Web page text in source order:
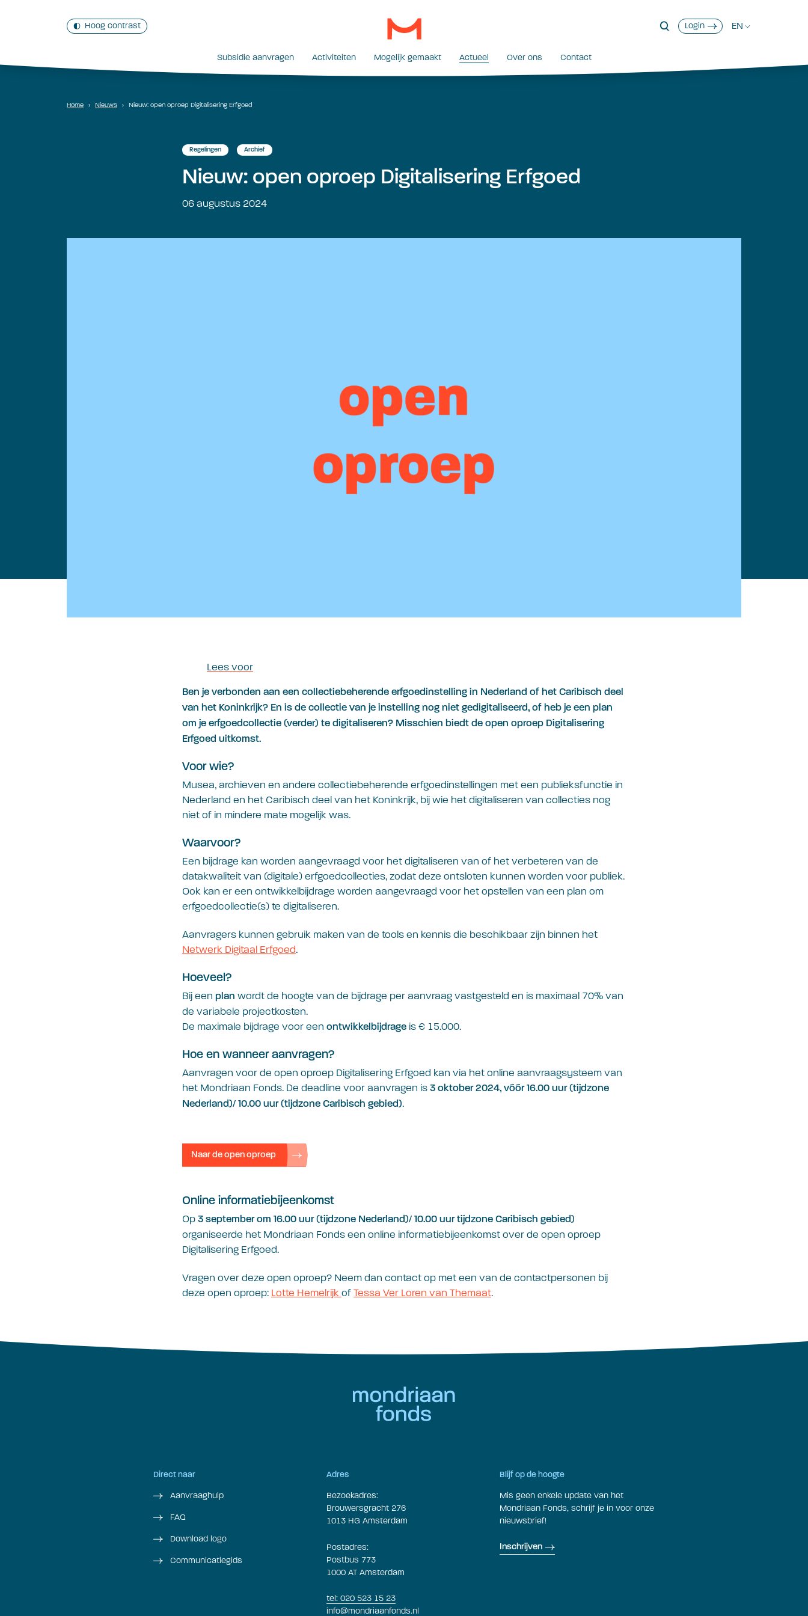
Hoog contrast Login EN
Subsidie aanvragen Activiteiten Mogelijk gemaakt Actueel Over ons Contact
Home › Nieuws › Nieuw: open oproep Digitalisering Erfgoed
Regelingen Archief
Nieuw: open oproep Digitalisering Erfgoed
06 augustus 2024
Lees voor
Ben je verbonden aan een collectiebeherende erfgoedinstelling in Nederland of het Caribisch deel
van het Koninkrijk? En is de collectie van je instelling nog niet gedigitaliseerd, of heb je een plan
om je erfgoedcollectie (verder) te digitaliseren? Misschien biedt de open oproep Digitalisering
Erfgoed uitkomst.
Voor wie?
Musea, archieven en andere collectiebeherende erfgoedinstellingen met een publieksfunctie in
Nederland en het Caribisch deel van het Koninkrijk, bij wie het digitaliseren van collecties nog
niet of in mindere mate mogelijk was.
Waarvoor?
Een bijdrage kan worden aangevraagd voor het digitaliseren van of het verbeteren van de
datakwaliteit van (digitale) erfgoedcollecties, zodat deze ontsloten kunnen worden voor publiek.
Ook kan er een ontwikkelbijdrage worden aangevraagd voor het opstellen van een plan om
erfgoedcollectie(s) te digitaliseren.
Aanvragers kunnen gebruik maken van de tools en kennis die beschikbaar zijn binnen het
Netwerk Digitaal Erfgoed.
Hoeveel?
Bij een plan wordt de hoogte van de bijdrage per aanvraag vastgesteld en is maximaal 70% van
de variabele projectkosten.
De maximale bijdrage voor een ontwikkelbijdrage is € 15.000.
Hoe en wanneer aanvragen?
Aanvragen voor de open oproep Digitalisering Erfgoed kan via het online aanvraagsysteem van
het Mondriaan Fonds. De deadline voor aanvragen is 3 oktober 2024, vóór 16.00 uur (tijdzone
Nederland)/ 10.00 uur (tijdzone Caribisch gebied).
Naar de open oproep
Online informatiebijeenkomst
Op 3 september om 16.00 uur (tijdzone Nederland)/ 10.00 uur tijdzone Caribisch gebied)
organiseerde het Mondriaan Fonds een online informatiebijeenkomst over de open oproep
Digitalisering Erfgoed.
Vragen over deze open oproep? Neem dan contact op met een van de contactpersonen bij
deze open oproep: Lotte Hemelrijk of Tessa Ver Loren van Themaat.
Direct naar
Aanvraaghulp
FAQ
Download logo
Communicatiegids
Adres
Bezoekadres:
Brouwersgracht 276
1013 HG Amsterdam
Postadres:
Postbus 773
1000 AT Amsterdam
tel: 020 523 15 23
info@mondriaanfonds.nl
Blijf op de hoogte
Mis geen enkele update van het
Mondriaan Fonds, schrijf je in voor onze
nieuwsbrief!
Inschrijven